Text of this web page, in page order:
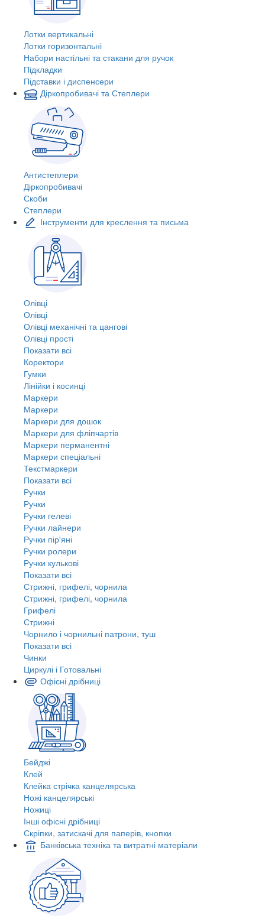
Лотки вертикальні
Лотки горизонтальні
Набори настільні та стакани для ручок
Підкладки
Підставки і диспенсери
Діркопробивачі та Степлери
Антистеплери
Діркопробивачі
Скоби
Степлери
Інструменти для креслення та письма
Олівці
Олівці
Олівці механічні та цангові
Олівці прості
Показати всі
Коректори
Гумки
Лінійки і косинці
Маркери
Маркери
Маркери для дошок
Маркери для фліпчартів
Маркери перманентні
Маркери спеціальні
Текстмаркери
Показати всі
Ручки
Ручки
Ручки гелеві
Ручки лайнери
Ручки пір'яні
Ручки ролери
Ручки кулькові
Показати всі
Стрижні, грифелі, чорнила
Стрижні, грифелі, чорнила
Грифелі
Стрижні
Чорнило і чорнильні патрони, туш
Показати всі
Чинки
Циркулі і Готовальні
Офісні дрібниці
Бейджі
Клей
Клейка стрічка канцелярська
Ножі канцелярські
Ножиці
Інші офісні дрібниці
Скріпки, затискачі для паперів, кнопки
Банківська техніка та витратні матеріали